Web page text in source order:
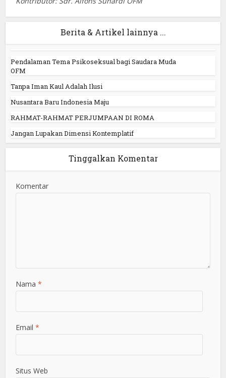
Berita & Artikel lainnya ...
Pendalaman Tema Psikoseksual bagi Saudara Muda
OFM
Tanpa Iman Kaul Adalah Ilusi
Nusantara Baru Indonesia Maju
RAHMAT-RAHMAT PERJUMPAAN DI ROMA
Jangan Lupakan Dimensi Kontemplatif
Tinggalkan Komentar
Komentar
Nama*
Email*
Situs Web